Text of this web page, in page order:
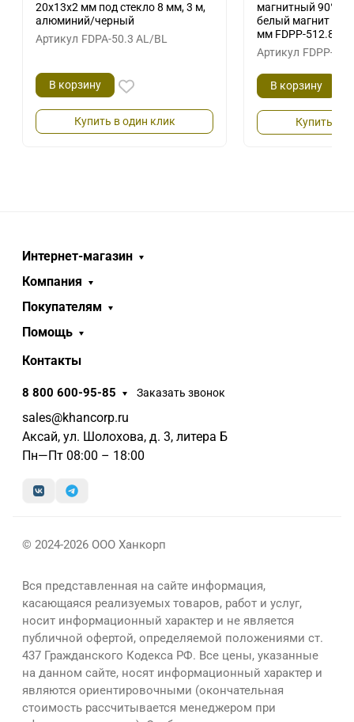
20х13х2 мм под стекло 8 мм, 3 м,
алюминий/черный
Артикул FDPA-50.3 AL/BL
В корзину
Купить в один клик
магнитный 90°,
белый магнит 2.5
мм FDPP-512.8
Артикул FDPP-
В корзину
Купить в
Интернет-магазин
Компания
Покупателям
Помощь
Контакты
8 800 600-95-85 Заказать звонок
sales@khancorp.ru
Аксай, ул. Шолохова, д. 3, литера Б
Пн—Пт 08:00 – 18:00
© 2024-2026 ООО Ханкорп
Вся представленная на сайте информация,
касающаяся реализуемых товаров, работ и услуг,
носит информационный характер и не является
публичной офертой, определяемой положениями ст.
437 Гражданского Кодекса РФ. Все цены, указанные
на данном сайте, носят информационный характер и
являются ориентировочными (окончательная
стоимость рассчитывается менеджером при